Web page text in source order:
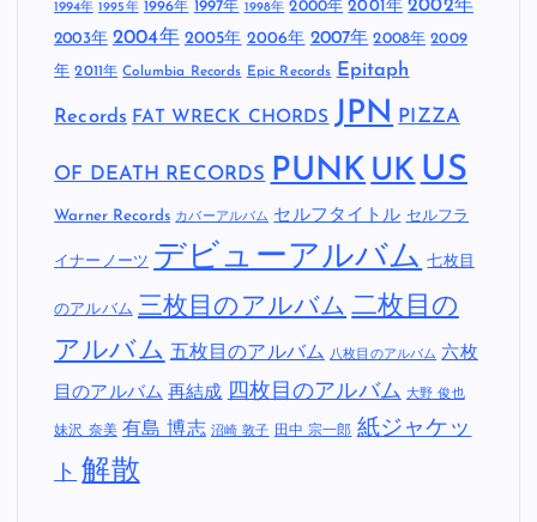
1994年 1995年 1996年 1997年 1998年 2000年 2001年 2002年
2003年 2004年 2005年 2006年 2007年 2008年 2009
年 2011年 Columbia Records Epic Records Epitaph
Records FAT WRECK CHORDS JPN PIZZA
OF DEATH RECORDS PUNK UK US
Warner Records カバーアルバム セルフタイトル セルフラ
イナーノーツ デビューアルバム 七枚目
のアルバム 三枚目のアルバム 二枚目の
アルバム 五枚目のアルバム 八枚目のアルバム 六枚
目のアルバム 再結成 四枚目のアルバム 大野 俊也
妹沢 奈美 有島 博志 沼崎 敦子 田中 宗一郎 紙ジャケッ
ト 解散